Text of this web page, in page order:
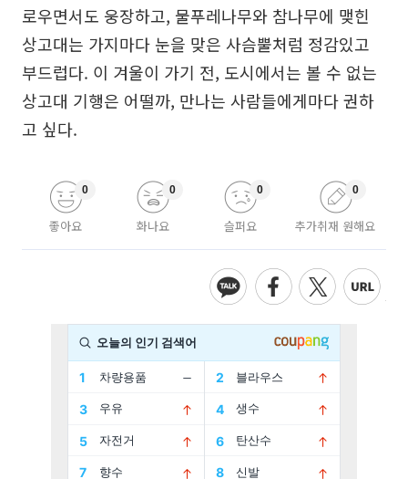
로우면서도 웅장하고, 물푸레나무와 참나무에 맺힌
상고대는 가지마다 눈을 맞은 사슴뿔처럼 정감있고
부드럽다. 이 겨울이 가기 전, 도시에서는 볼 수 없는
상고대 기행은 어떨까, 만나는 사람들에게마다 권하
고 싶다.
좋아요
0
화나요
0
슬퍼요
0
추가취재 원해요
0